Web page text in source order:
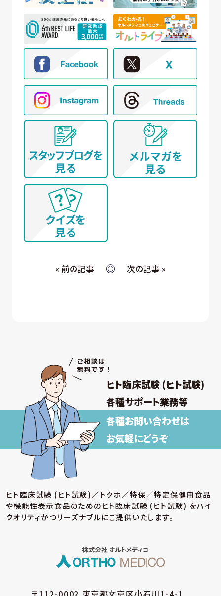
① WEBサイトの運営管理 (メールマガジン配
信、対象者の抽出を含む)
② 新規モニター試験の参加者募集および管理
③ モニター試験参加者への条件確認、連絡
④ モニター試験参加者への謝礼の支払い
⑤ モニター様からのお問い合わせ・ご要望への
対応
⑥ アンケートによる調査
⑦ 統計的な集計・分析、新規サービスの検討や
提案（データを公表する際は個人が特定でき
ないように配慮いたします）
(イ) 弊社とお取引き又は提携する企業、施設、団体
等 に所属する方から、WEBサイト、名刺交換
(WEB上を含む)、開催イベント、その他当社所定
の手続きを通じて取得する個人情報について
① WEBサイトの運営管理 (メールマガジン配
信、対象者の抽出を含む)
② 各種お問合せ・ご要望への対応
③ 商談・打ち合わせ・契約の履行
④ 当社が委託された業務の遂行
(ウ) 従業員・役員 (過去に従業員・役員であった者を
与支払その他の労務管理
③ 福利厚生、教育研修、安全衛生管理
取得した個人情報について上記以外の目的外
利用を行わず、またそのための措置を講じます。
【保有個人データの安全管理のために講じた
措置】
当社では個人情報保護法に基づき、保有個人データ
の安全管理のために、以下の措置を講じています。
(ア) 個人情報保護方針の策定
係法令等の遵守」、「個人情報の取得・利用・提
供」、「個人情報の取得元」、「質問および苦情相
談の窓口」等についての個人情報保護方針を策
取得・入力、利用・加工、保管・保存、移送・送信、
消去・廃棄等の段階ごとに、取扱方法、管理者・
取扱規程を策定しています。また、個人データの
« 前の記事 次の記事 »
ヒト臨床試験 (ヒト試験)
各種サポート業務等
各種お問い合わせは
お気軽にどうぞ
ヒト臨床試験 (ヒト試験)／トクホ／特保／特定保健用食品
や機能性表示食品のためのヒト臨床試験 (ヒト試験) をハイ
クオリティかつリーズナブルにご提供いたします。
〒112-0002 東京都文京区小石川1-4-1